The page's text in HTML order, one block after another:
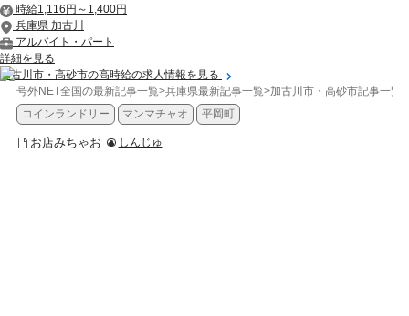
時給1,116円～1,400円
兵庫県 加古川
アルバイト・パート
詳細を見る
加古川市・高砂市の高時給の求人情報を見る
号外NET全国の最新記事一覧>兵庫県最新記事一覧>加古川市・高砂市記事一覧
コインランドリー
マンマチャオ 平岡町
お店みちゃお しんじゅ